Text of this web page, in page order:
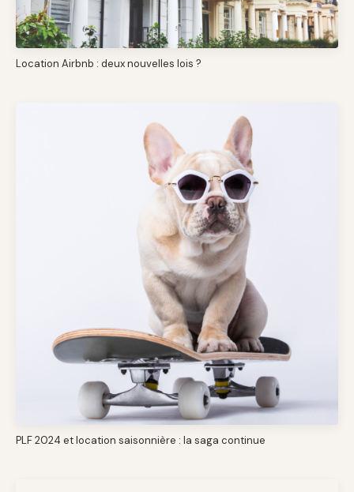
Location Airbnb : deux nouvelles lois ?
PLF 2024 et location saisonnière : la saga continue